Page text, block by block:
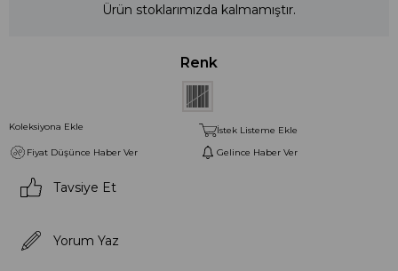
Ürün stoklarımızda kalmamıştır.
Renk
Koleksiyona Ekle
İstek Listeme Ekle
Fiyat Düşünce Haber Ver
Gelince Haber Ver
Tavsiye Et
Yorum Yaz